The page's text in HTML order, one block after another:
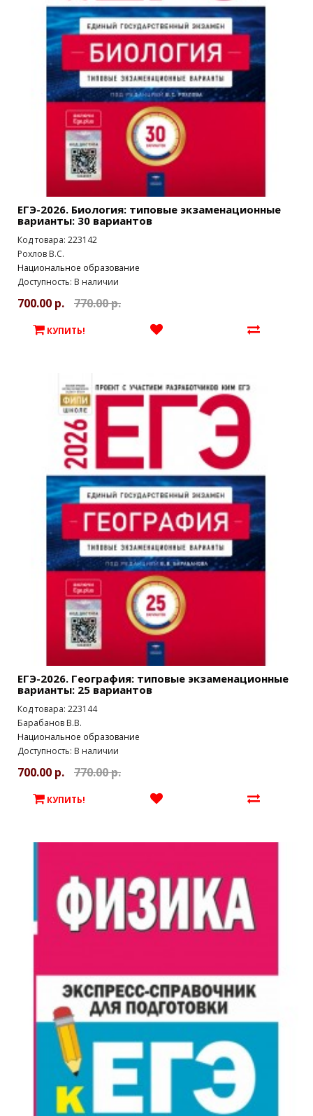
ЕГЭ-2026. Биология: типовые экзаменационные
варианты: 30 вариантов
Код товара: 223142
Рохлов В.С.
Национальное образование
Доступность: В наличии
700.00 р. 770.00 р.
КУПИТЬ!
ЕГЭ-2026. География: типовые экзаменационные
варианты: 25 вариантов
Код товара: 223144
Барабанов В.В.
Национальное образование
Доступность: В наличии
700.00 р. 770.00 р.
КУПИТЬ!